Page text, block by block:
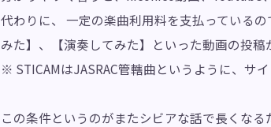
代わりに、 一定の楽曲利用料を支払っている
みた】、【演奏してみた】といった動画の投稿
※ STICAMはJASRAC管轄曲というように、サ
この条件というのがまたシビアな話で長くな